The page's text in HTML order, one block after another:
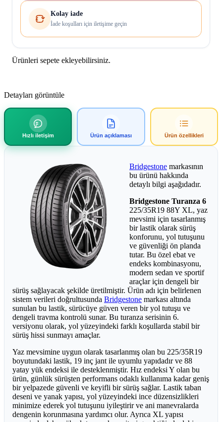
Kolay iade
İade koşulları için iletişime geçin
Ürünleri sepete ekleyebilirsiniz.
Detayları görüntüle
Hızlı iletişim Ürün açıklaması Ürün özellikleri
Bridgestone markasının
bu ürünü hakkında
detaylı bilgi aşağıdadır.
Bridgestone Turanza 6
225/35R19 88Y XL, yaz
mevsimi için tasarlanmış
bir lastik olarak sürüş
konforunu, yol tutuşunu
ve güvenliği ön planda
tutar. Bu özel ebat ve
endeks kombinasyonu,
modern sedan ve sportif
araçlar için dengeli bir
sürüş sağlayacak şekilde üretilmiştir. Ürün adı için belirlenen
sistem verileri doğrultusunda Bridgestone markası altında
sunulan bu lastik, sürücüye güven veren bir yol tutuşu ve
dengeli travma kontrolü sunar. Bu turanza serisinin 6.
versiyonu olarak, yol yüzeyindeki farklı koşullarda stabil bir
sürüş hissi sunmayı amaçlar.
Yaz mevsimine uygun olarak tasarlanmış olan bu 225/35R19
boyutundaki lastik, 19 inç jant ile uyumlu yapıdadır ve 88
yatay yük endeksi ile desteklenmiştir. Hız endeksi Y olan bu
ürün, günlük sürüşten performans odaklı kullanıma kadar geniş
bir yelpazede güvenli ve keyifli bir sürüş sağlar. Lastik taban
deseni ve yanak yapısı, yol yüzeyindeki ince düzensizlikleri
minimize ederek yol tutuşunu iyileştirir ve ani manevralarda
dengenin korunmasına yardımcı olur. Ayrıca XL yapısı